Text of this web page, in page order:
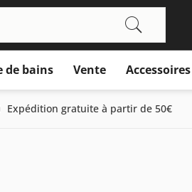
de bains Vente
Expédition gratuite à partir de 50€